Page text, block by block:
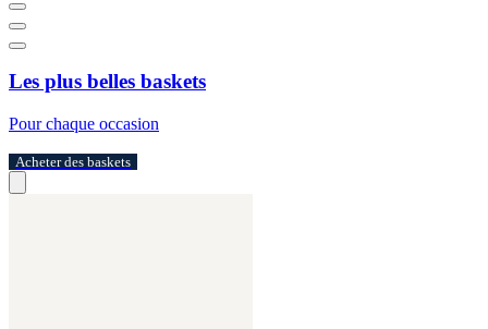
Les plus belles baskets
Pour chaque occasion
Acheter des baskets